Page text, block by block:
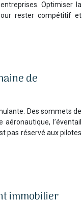
Optimiser la
rester compétitif et
de
Des sommets de
l’éventail
pas réservé aux pilotes
immobilier